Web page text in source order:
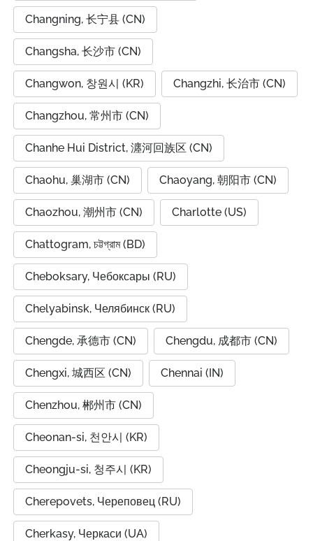
Changning, 长宁县 (CN)
Changsha, 长沙市 (CN)
Changwon, 창원시 (KR) Changzhi, 长治市 (CN)
Changzhou, 常州市 (CN)
Chanhe Hui District, 瀍河回族区 (CN)
Chaohu, 巢湖市 (CN) Chaoyang, 朝阳市 (CN)
Chaozhou, 潮州市 (CN) Charlotte (US)
Chattogram, চট্টগ্রাম (BD)
Cheboksary, Чебоксары (RU)
Chelyabinsk, Челябинск (RU)
Chengde, 承德市 (CN) Chengdu, 成都市 (CN)
Chengxi, 城西区 (CN) Chennai (IN)
Chenzhou, 郴州市 (CN)
Cheonan-si, 천안시 (KR)
Cheongju-si, 청주시 (KR)
Cherepovets, Череповец (RU)
Cherkasy, Черкаси (UA)